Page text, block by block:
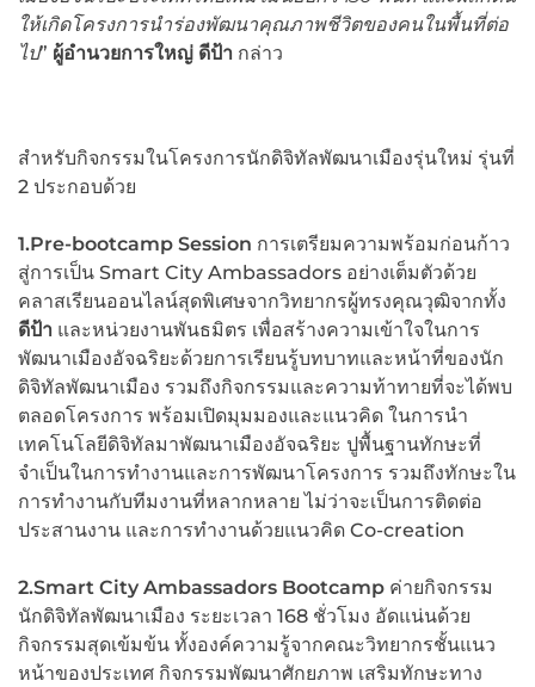
ให้เกิดโครงการนำร่องพัฒนาคุณภาพชีวิตของคนในพื้นที่ต่อ
ไป” ผู้อำนวยการใหญ่ ดีป้า กล่าว
สำหรับกิจกรรมในโครงการนักดิจิทัลพัฒนาเมืองรุ่นใหม่ รุ่นที่
2 ประกอบด้วย
1.Pre-bootcamp Session การเตรียมความพร้อมก่อนก้าว
สู่การเป็น Smart City Ambassadors อย่างเต็มตัวด้วย
คลาสเรียนออนไลน์สุดพิเศษจากวิทยากรผู้ทรงคุณวุฒิจากทั้ง
ดีป้า และหน่วยงานพันธมิตร เพื่อสร้างความเข้าใจในการ
พัฒนาเมืองอัจฉริยะด้วยการเรียนรู้บทบาทและหน้าที่ของนัก
ดิจิทัลพัฒนาเมือง รวมถึงกิจกรรมและความท้าทายที่จะได้พบ
ตลอดโครงการ พร้อมเปิดมุมมองและแนวคิด ในการนำ
เทคโนโลยีดิจิทัลมาพัฒนาเมืองอัจฉริยะ ปูพื้นฐานทักษะที่
จำเป็นในการทำงานและการพัฒนาโครงการ รวมถึงทักษะใน
การทำงานกับทีมงานที่หลากหลาย ไม่ว่าจะเป็นการติดต่อ
ประสานงาน และการทำงานด้วยแนวคิด Co-creation
2.Smart City Ambassadors Bootcamp ค่ายกิจกรรม
นักดิจิทัลพัฒนาเมือง ระยะเวลา 168 ชั่วโมง อัดแน่นด้วย
กิจกรรมสุดเข้มข้น ทั้งองค์ความรู้จากคณะวิทยากรชั้นแนว
หน้าของประเทศ กิจกรรมพัฒนาศักยภาพ เสริมทักษะทาง